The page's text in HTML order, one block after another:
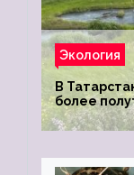
Экология
В
более